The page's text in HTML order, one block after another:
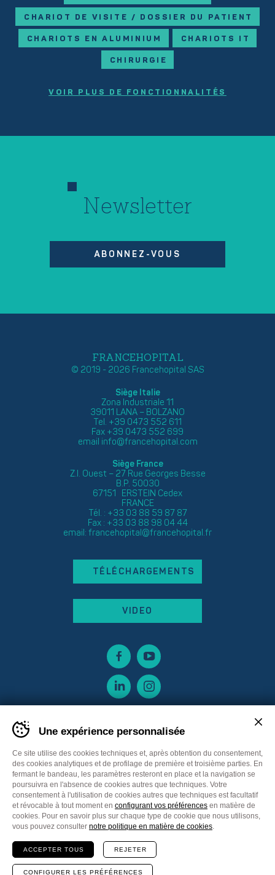
CHARIOT DE VISITE / DOSSIER DU PATIENT
CHARIOTS EN ALUMINIUM CHARIOTS IT
CHIRURGIE
VOIR PLUS DE FONCTIONNALITÉS
Newsletter
ABONNEZ-VOUS
FRANCEHOPITAL
© 2019 - 2026 Francehopital SAS
Siège Italie
Zona Industriale 11
39011 LANA – BOLZANO
Tel. +39 0473 552 611
Fax +39 0473 552 699
email info@francehopital.com
Siège France
Z.I. Ouest – 27 Rue Georges Besse
B.P. 50030
67151 ERSTEIN Cedex
FRANCE
Tél. : +33 03 88 59 87 87
Fax : +33 03 88 98 04 44
email: francehopital@francehopital.fr
TÉLÉCHARGEMENTS
VIDEO
Sitemap Privacy policy
Cookie Policy
Cookie preferences
CGV France
CommunicationPlus Communications
SiteWeb MADE IN CIMA
Une expérience personnalisée
Ce site utilise des cookies techniques et, après obtention du consentement,
des cookies analytiques et de profilage de première et troisième parties. En
fermant le bandeau, les paramètres resteront en place et la navigation se
poursuivra en l'absence de cookies autres que techniques. Votre
consentement à l'utilisation de cookies autres que techniques est facultatif
et révocable à tout moment en configurant vos préférences en matière de
cookies. Pour en savoir plus sur chaque type de cookie que nous utilisons,
vous pouvez consulter notre politique en matière de cookies.
ACCEPTER TOUS REJETER
CONFIGURER LES PRÉFÉRENCES